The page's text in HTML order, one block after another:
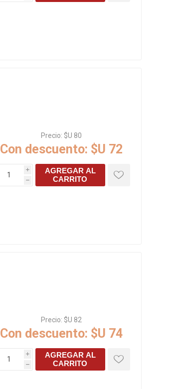
Precio: $U 80
Con descuento: $U 72
i
h
AGREGAR AL
CARRITO
Precio: $U 82
Con descuento: $U 74
i
h
AGREGAR AL
CARRITO